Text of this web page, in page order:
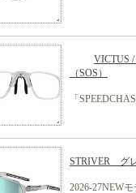
VICTUS
（SOS）
「
STRIVER グ
2026-27NEW